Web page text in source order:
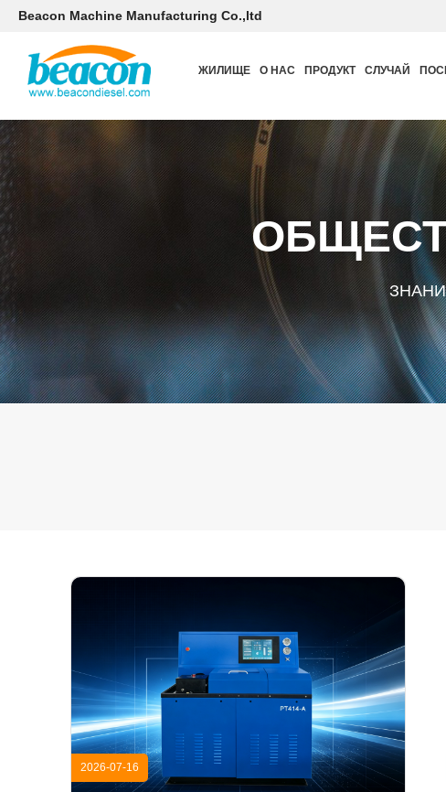
Beacon Machine Manufacturing Co.,ltd
ЖИЛИЩЕ О НАС ПРОДУКТ СЛУЧАЙ
2026-07-16